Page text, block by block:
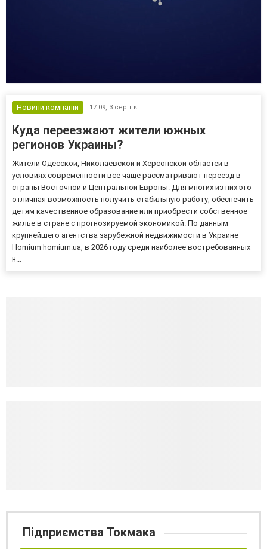
Новини компаній 17:09, 3 серпня
Куда переезжают жители южных
регионов Украины?
Жители Одесской, Николаевской и Херсонской областей в
условиях современности все чаще рассматривают переезд в
страны Восточной и Центральной Европы. Для многих из них это
отличная возможность получить стабильную работу, обеспечить
детям качественное образование или приобрести собственное
жилье в стране с прогнозируемой экономикой. По данным
крупнейшего агентства зарубежной недвижимости в Украине
Homium homium.ua, в 2026 году среди наиболее востребованных
н...
Підприємства Токмака